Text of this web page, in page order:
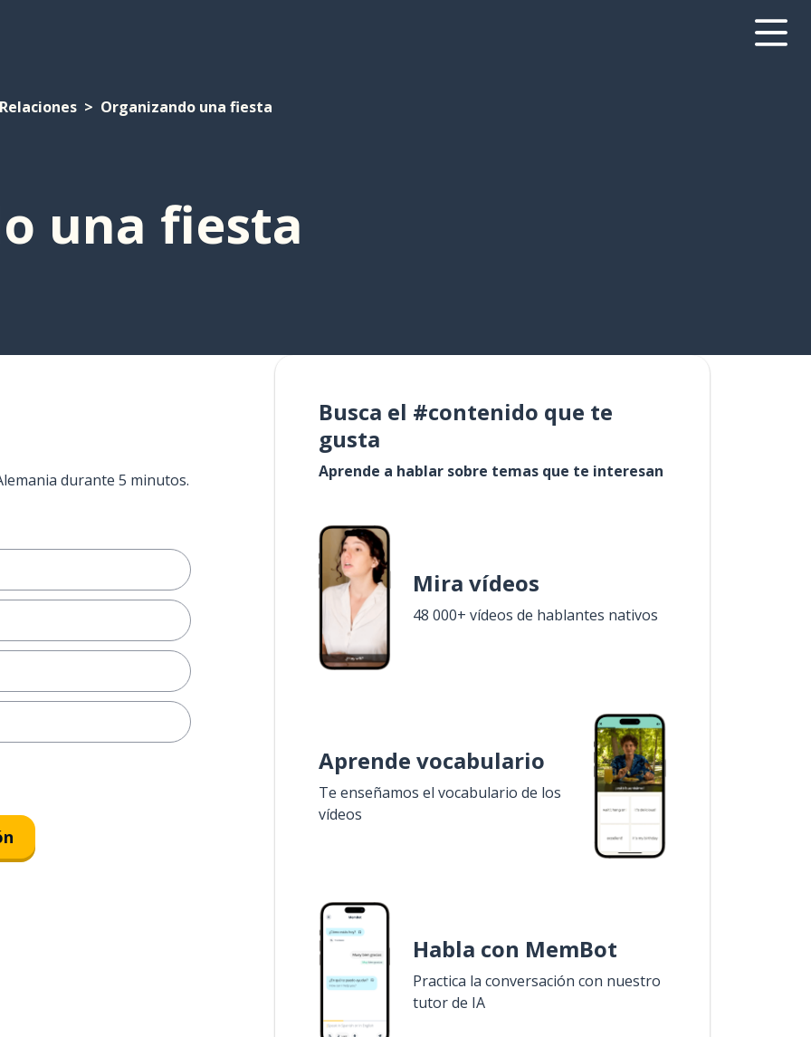
Relaciones Organizando una fiesta
una fiesta
durante 5 minutos.
Busca el #contenido que te
gusta
Aprende a hablar sobre temas que te interesan
Mira vídeos
48 000+ vídeos de hablantes nativos
Aprende vocabulario
Te enseñamos el vocabulario de los
vídeos
Habla con MemBot
Practica la conversación con nuestro
tutor de IA